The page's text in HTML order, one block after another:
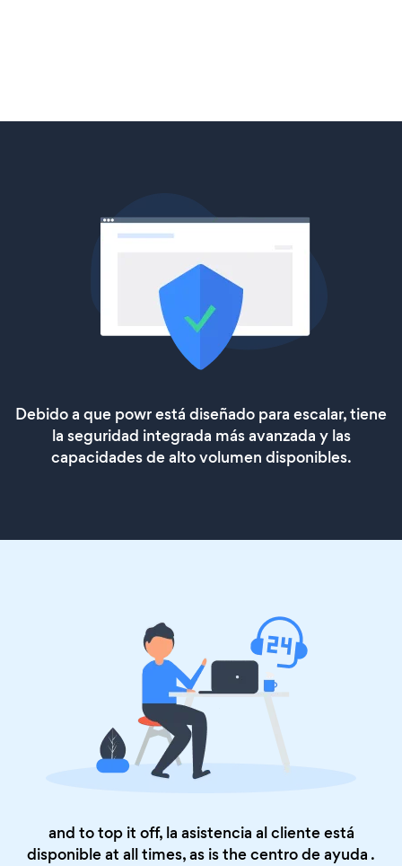
Debido a que powr está diseñado para escalar, tiene
la seguridad integrada más avanzada y las
capacidades de alto volumen disponibles.
and to top it off, la asistencia al cliente está
disponible at all times, as is thecentro de ayuda .